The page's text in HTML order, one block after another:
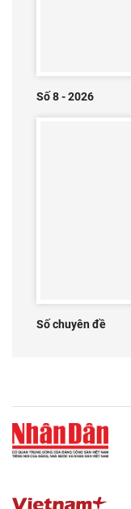
Số 8 - 2026
Số chuyên đề